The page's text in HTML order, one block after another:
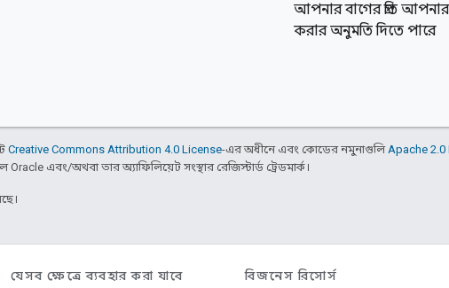
আপনার বাগের প্রতি আপনার
করার অনুমতি দিতে পারে
Creative Commons Attribution 4.0 License-এর অধীনে এবং কোডের নমুনাগুলিApache 2.0
Oracle এবং/অথবা তার অ্যাফিলিয়েট সংস্থার রেজিস্টার্ড ট্রেডমার্ক।
যেসব ক্ষেত্রে ব্যবহার করা যাবে
বিজনেস রিসোর্স